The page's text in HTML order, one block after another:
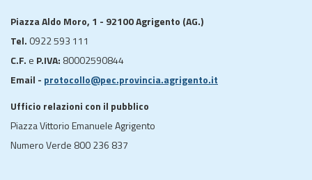
Piazza Aldo Moro, 1 - 92100 Agrigento (AG.)
Tel. 0922 593 111
C.F. e P.IVA: 80002590844
Email - protocollo@pec.provincia.agrigento.it
Ufficio relazioni con il pubblico
Piazza Vittorio Emanuele Agrigento
Numero Verde 800 236 837